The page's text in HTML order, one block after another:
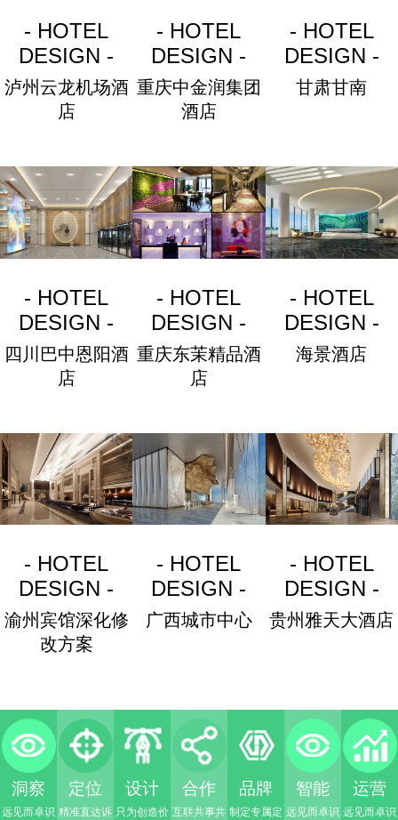
- HOTEL
DESIGN -
泸州云龙机场酒
店
- HOTEL
DESIGN -
重庆中金润集团
酒店
- HOTEL
DESIGN -
甘肃甘南
- HOTEL
DESIGN -
四川巴中恩阳酒
店
- HOTEL
DESIGN -
重庆东茉精品酒
店
- HOTEL
DESIGN -
海景酒店
- HOTEL
DESIGN -
渝州宾馆深化修
改方案
- HOTEL
DESIGN -
广西城市中心
- HOTEL
DESIGN -
贵州雅天大酒店
洞察
远见而卓识
定位
精准直达诉
设计
只为创造价
合作
互联共事共
品牌
制定专属定
智能
远见而卓识
运营
远见而卓识